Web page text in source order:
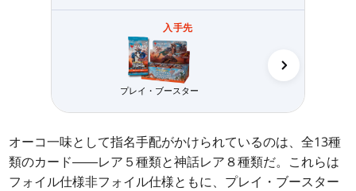
入手先
プレイ・ブースター
オーコ一味として指名手配がかけられているのは、全13種
類のカード――レア５種類と神話レア８種類だ。これらは
フォイル仕様非フォイル仕様ともに、プレイ・ブースター